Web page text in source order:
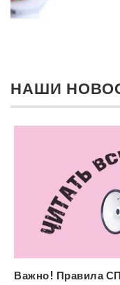
НАШИ
Важно! Правила